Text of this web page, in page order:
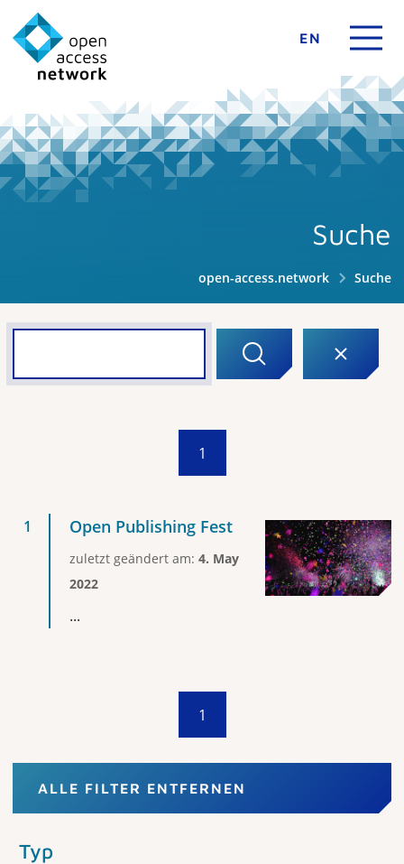
EN
Suche
open-access.network Suche
1
Open Publishing Fest
zuletzt geändert am: 4. May
2022
...
1
ALLE FILTER ENTFERNEN
Typ